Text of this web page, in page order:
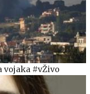
vojaka #vŽivo